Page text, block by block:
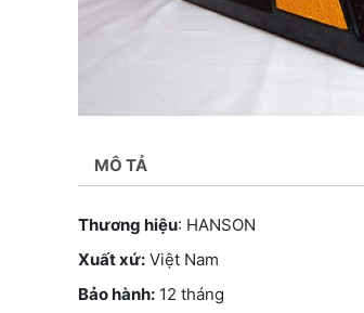
MÔ TẢ
Thương hiệu: HANSON
Xuất xứ: Việt Nam
Bảo hành: 12 tháng